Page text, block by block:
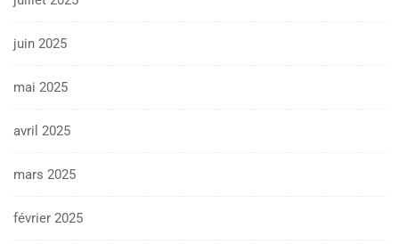
juin 2025
mai 2025
avril 2025
mars 2025
février 2025